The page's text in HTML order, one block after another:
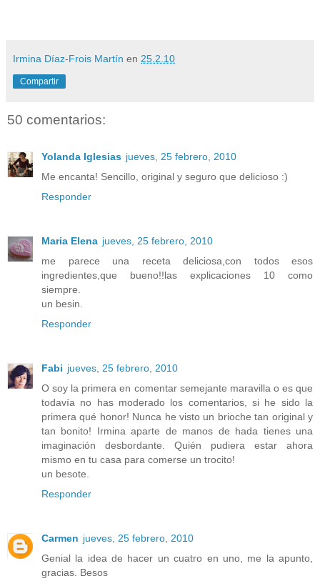
Irmina Díaz-Frois Martín en 25.2.10
Compartir
50 comentarios:
Yolanda Iglesias jueves, 25 febrero, 2010
Me encanta! Sencillo, original y seguro que delicioso :)
Responder
Maria Elena jueves, 25 febrero, 2010
me parece una receta deliciosa,con todos esos
ingredientes,que bueno!!las explicaciones 10 como
siempre.
un besin.
Responder
Fabi jueves, 25 febrero, 2010
O soy la primera en comentar semejante maravilla o es que
todavía no has moderado los comentarios, si he sido la
primera qué honor! Nunca he visto un brioche tan original y
tan bonito! Irmina aparte de manos de hada tienes una
imaginación desbordante. Quién pudiera estar ahora
mismo en tu casa para comerse un trocito!
un besote.
Responder
Carmen jueves, 25 febrero, 2010
Genial la idea de hacer un cuatro en uno, me la apunto,
gracias. Besos